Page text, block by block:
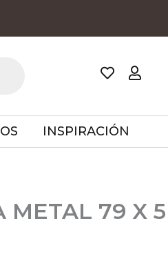
INSPIRACIÓN
METAL 79 X